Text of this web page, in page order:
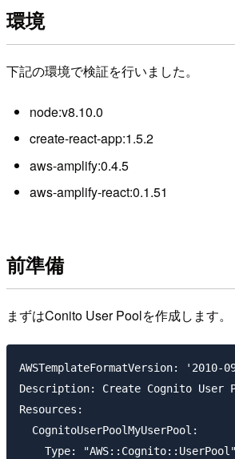
環境
下記の環境で検証を行いました。
node:v8.10.0
create-react-app:1.5.2
aws-amplify:0.4.5
aws-amplify-react:0.1.51
前準備
まずはConito User Poolを作成します
AWSTemplateFormatVersion: '2010-
Description: Create Cognito User
Resources:
  CognitoUserPoolMyUserPool:
    Type: "AWS::Cognito::UserPool"